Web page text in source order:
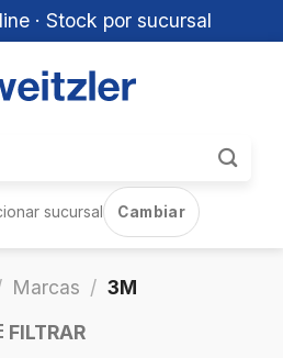
· Stock por sucursal
sucursal Cambiar
Marcas / 3M
FILTRAR